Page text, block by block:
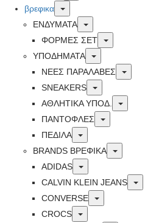
βρεφικα
Toggle
ΕΝΔΥΜΑΤΑ
Toggle
ΦΟΡΜΕΣ ΣΕΤ
Toggle
ΥΠΟΔΗΜΑΤΑ
Toggle
ΝΕΕΣ ΠΑΡΑΛΑΒΕΣ
Toggle
SNEAKERS
Toggle
ΑΘΛΗΤΙΚΑ ΥΠΟΔ.
Toggle
ΠΑΝΤΟΦΛΕΣ
Toggle
ΠΕΔΙΛΑ
Toggle
BRANDS ΒΡΕΦΙΚΆ
Toggle
ADIDAS
Toggle
CALVIN KLEIN JEANS
Toggle
CONVERSE
Toggle
CROCS
Toggle